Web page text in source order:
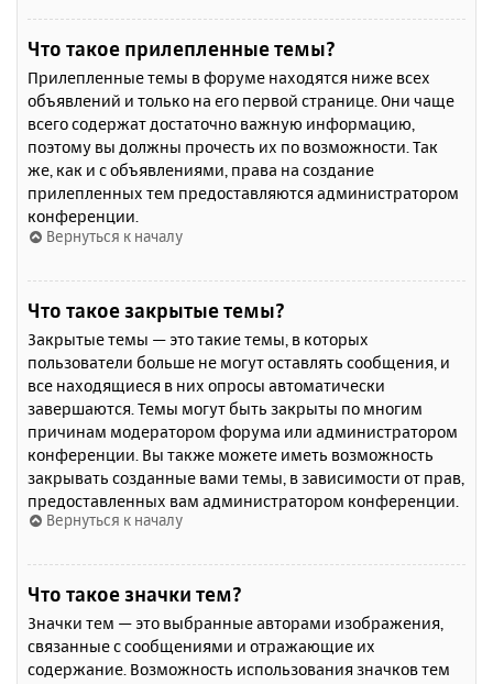
Что такое прилепленные темы?
Прилепленные темы в форуме находятся ниже всех
объявлений и только на его первой странице. Они чаще
всего содержат достаточно важную информацию,
поэтому вы должны прочесть их по возможности. Так
же, как и с объявлениями, права на создание
прилепленных тем предоставляются администратором
конференции.
Вернуться к началу
Что такое закрытые темы?
Закрытые темы — это такие темы, в которых
пользователи больше не могут оставлять сообщения, и
все находящиеся в них опросы автоматически
завершаются. Темы могут быть закрыты по многим
причинам модератором форума или администратором
конференции. Вы также можете иметь возможность
закрывать созданные вами темы, в зависимости от прав,
предоставленных вам администратором конференции.
Вернуться к началу
Что такое значки тем?
Значки тем — это выбранные авторами изображения,
связанные с сообщениями и отражающие их
содержание. Возможность использования значков тем